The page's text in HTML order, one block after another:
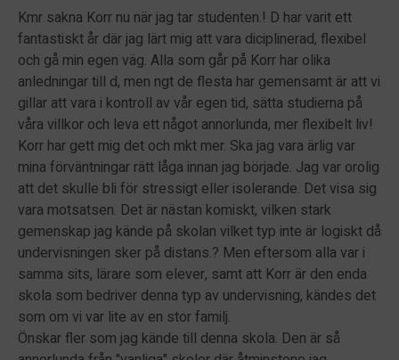
Kmr sakna Korr nu när jag tar studenten.! D har varit ett
fantastiskt år där jag lärt mig att vara diciplinerad, flexibel
och gå min egen väg. Alla som går på Korr har olika
anledningar till d, men ngt de flesta har gemensamt är att vi
gillar att vara i kontroll av vår egen tid, sätta studierna på
våra villkor och leva ett något annorlunda, mer flexibelt liv!
Korr har gett mig det och mkt mer. Ska jag vara ärlig var
mina förväntningar rätt låga innan jag började. Jag var orolig
att det skulle bli för stressigt eller isolerande. Det visa sig
vara motsatsen. Det är nästan komiskt, vilken stark
gemenskap jag kände på skolan vilket typ inte är logiskt då
undervisningen sker på distans.? Men eftersom alla var i
samma sits, lärare som elever, samt att Korr är den enda
skola som bedriver denna typ av undervisning, kändes det
som om vi var lite av en stor familj.
Önskar fler som jag kände till denna skola. Den är så